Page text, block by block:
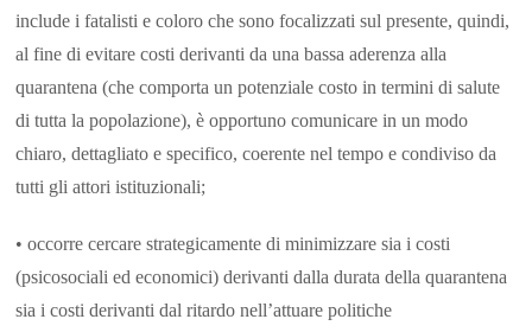
include i fatalisti e coloro che sono focalizzati sul presente, quindi,
al fine di evitare costi derivanti da una bassa aderenza alla
quarantena (che comporta un potenziale costo in termini di salute
di tutta la popolazione), è opportuno comunicare in un modo
chiaro, dettagliato e specifico, coerente nel tempo e condiviso da
tutti gli attori istituzionali;
• occorre cercare strategicamente di minimizzare sia i costi
(psicosociali ed economici) derivanti dalla durata della quarantena
sia i costi derivanti dal ritardo nell’attuare politiche